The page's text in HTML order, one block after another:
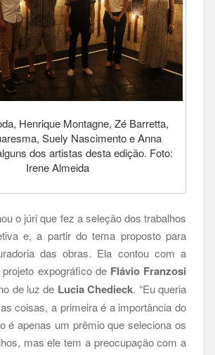
Henrique Montagne, Zé Barretta,
Suely Nascimento e Anna
dos artistas desta edição. Foto:
Irene Almeida
o júri que fez a seleção dos trabalhos
e, a partir do tema proposto para
das obras. Ela contou com a
expográfico de Flávio Franzosi
de luz de Lucia Chedieck. “Eu queria
coisas, a primeira é a importância do
é apenas um prêmio que seleciona os
mas ele tem a preocupação com a